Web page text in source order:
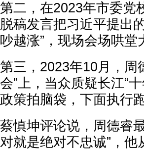
第二，在2023年市委党
脱稿发言把习近平提出
吵越涨”，现场会场哄堂
第三，2023年10月，周
会”上，当众质疑长江“
政策拍脑袋，下面执行跑
蔡慎坤评论说，周德睿
对就是绝对不忠诚”，